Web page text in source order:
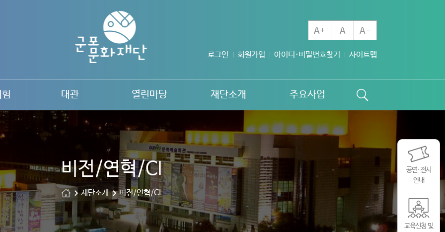
A+ A A-
로그인 회원가입 아이디·비밀번호찾기 사이트맵
대관 열린마당 재단소개 주요사업
비전/연혁/CI
재단소개 비전/연혁/CI
공연·전시
안내
교육신청 및